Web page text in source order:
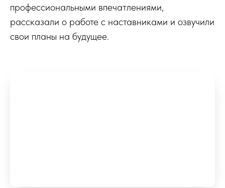
профессиональными впечатлениями,
рассказали о работе с наставниками и озвучили
свои планы на будущее.